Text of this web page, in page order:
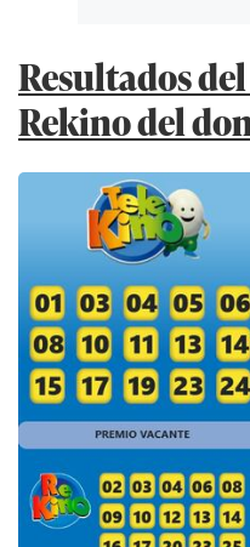
Resultados
Rekino del